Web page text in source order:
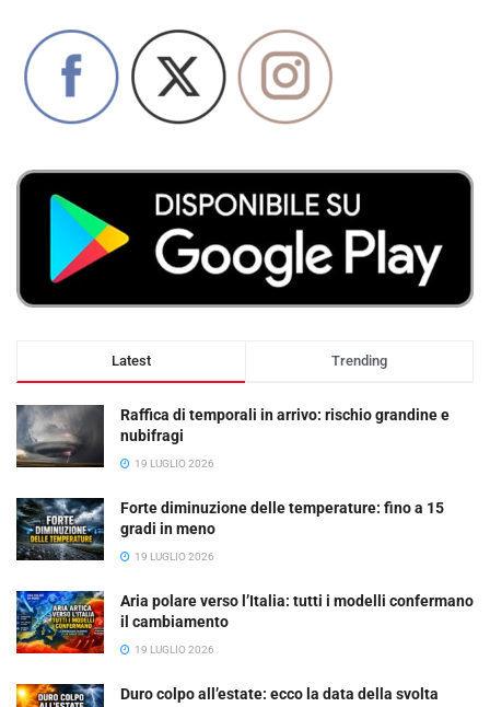
Latest Trending
Raffica di temporali in arrivo: rischio grandine e
nubifragi
19 LUGLIO 2026
Forte diminuzione delle temperature: fino a 15
gradi in meno
19 LUGLIO 2026
Aria polare verso l’Italia: tutti i modelli confermano
il cambiamento
19 LUGLIO 2026
Duro colpo all’estate: ecco la data della svolta